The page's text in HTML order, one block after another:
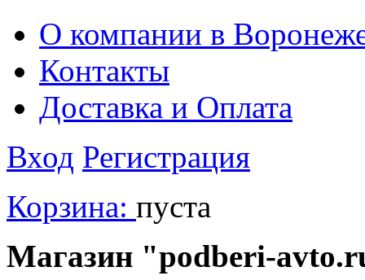
О компании в
Контакты
Доставка и Оплата
Вход Регистрация
Корзина: пуста
Магазин "podberi-